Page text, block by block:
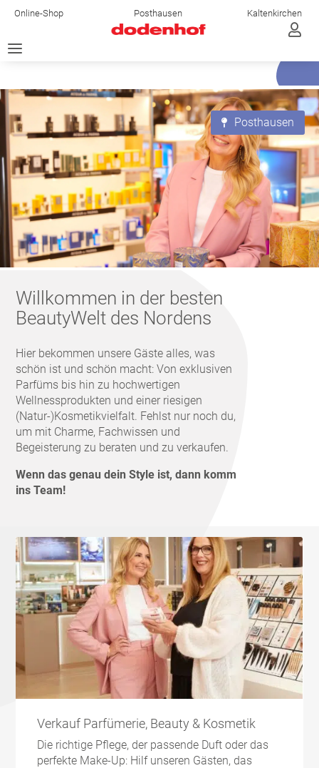
Online-Shop Posthausen Kaltenkirchen
a

 Posthausen
Willkommen in der besten
BeautyWelt des Nordens
Hier bekommen unsere Gäste alles, was
schön ist und schön macht: Von exklusiven
Parfüms bis hin zu hochwertigen
Wellnessprodukten und einer riesigen
(Natur-)Kosmetikvielfalt. Fehlst nur noch du,
um mit Charme, Fachwissen und
Begeisterung zu beraten und zu verkaufen.
Wenn das genau dein Style ist, dann komm
ins Team!
Verkauf Parfümerie, Beauty & Kosmetik
Die richtige Pflege, der passende Duft oder das
perfekte Make-Up: Hilf unseren Gästen, das